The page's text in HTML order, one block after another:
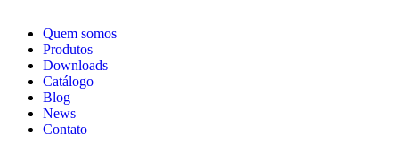
Quem somos
Produtos
Downloads
Catálogo
Blog
News
Contato